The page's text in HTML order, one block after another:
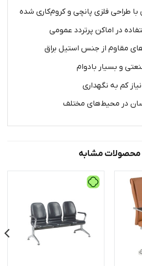
با طراحی فلزی پانچی و کروم‌کاری شده
در اماکن پرتردد عمومی
مقاوم از جنس استیل براق
و بسیار بادوام
کم به نگهداری
در محیط‌های مختلف
محصولات مشابه